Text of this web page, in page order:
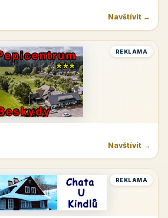
Navštívit →
REKLAMA
Navštívit →
REKLAMA